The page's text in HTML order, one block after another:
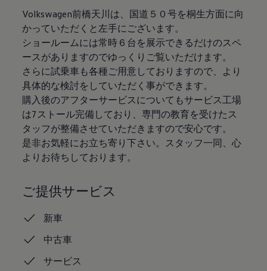
Lifestyle & goods
Car Navigation System
Drive Recorder
お客様情報
リサイクルへの取組み
警告灯とインジケーターランプ
特定整備情報
ユーザーガイド
運転上の注意
自動車リサイクル法
ロイヤリティプログラム
安心プログラム
メンテナンスプログラム
延長保証ウォルフィサポート
カスタマーセンター
“Certified Pre-Owned”の品質とは
延長保証サービスガイド
スマート買取
キャンペーン/ファイナンスプログラム
フォルクスワーゲンについて
企業情報
会社概要
Volkswagen前橋天川は、国道５０号を桐生方面に向
かっていただくと左手にございます。
ショールームには常時６台を展示できるだけのスペ
ースがありますのでゆっくりご覧いただけます。
さらに試乗車も各種ご用意しておりますので、より
具体的な検討をしていただく事ができます。
購入後のアフターサービスについてもサービス工場
は7ストール完備しており、専門の教育を受けたス
タッフが整備させていただきますので安心です。
是非お気軽にお立ち寄り下さい。スタッフ一同、心
よりお待ちしております。
ご提供サービス
新車
中古車
サービス